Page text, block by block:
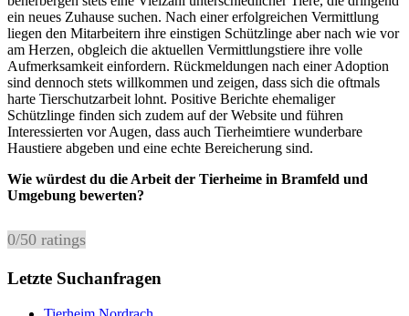
ein neues Zuhause suchen. Nach einer erfolgreichen Vermittlung
liegen den Mitarbeitern ihre einstigen Schützlinge aber nach wie vor
am Herzen, obgleich die aktuellen Vermittlungstiere ihre volle
Aufmerksamkeit einfordern. Rückmeldungen nach einer Adoption
sind dennoch stets willkommen und zeigen, dass sich die oftmals
harte Tierschutzarbeit lohnt. Positive Berichte ehemaliger
Schützlinge finden sich zudem auf der Website und führen
Interessierten vor Augen, dass auch Tierheimtiere wunderbare
Haustiere abgeben und eine echte Bereicherung sind.
Wie würdest du die Arbeit der Tierheime in Bramfeld und
Umgebung bewerten?
0/50 ratings
Letzte Suchanfragen